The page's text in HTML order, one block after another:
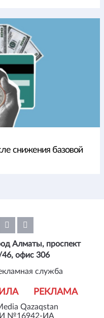
снижения базовой
Qazaqstan
№16942-ИА
РЕКЛАМА
Алматы, проспект
офис 306
служба